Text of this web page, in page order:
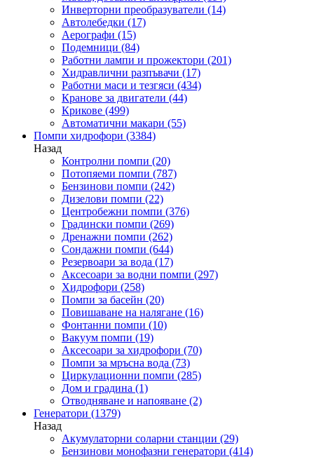
Инверторни преобразуватели (14)
Автолебедки (17)
Аерографи (15)
Подемници (84)
Работни лампи и прожектори (201)
Хидравлични разпъвачи (17)
Работни маси и тезгяси (434)
Кранове за двигатели (44)
Крикове (499)
Автоматични макари (55)
Помпи хидрофори (3384)
Назад
Контролни помпи (20)
Потопяеми помпи (787)
Бензинови помпи (242)
Дизелови помпи (22)
Центробежни помпи (376)
Градински помпи (269)
Дренажни помпи (262)
Сондажни помпи (644)
Резервоари за вода (17)
Аксесоари за водни помпи (297)
Хидрофори (258)
Помпи за басейн (20)
Повишаване на налягане (16)
Фонтанни помпи (10)
Вакуум помпи (19)
Аксесоари за хидрофори (70)
Помпи за мръсна вода (73)
Циркулационни помпи (285)
Дом и градина (1)
Отводняване и напояване (2)
Генератори (1379)
Назад
Акумулаторни соларни станции (29)
Бензинови монофазни генератори (414)